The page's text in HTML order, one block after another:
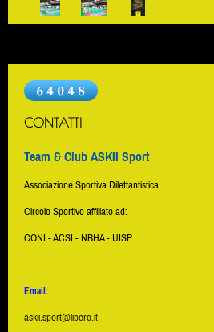
CONTATTI
Team & Club ASKII Sport
Associazione Sportiva Dilettantistica
Circolo Sportivo affiliato ad:
CONI - ACSI - NBHA - UISP
Email:
askii.sport@libero.it